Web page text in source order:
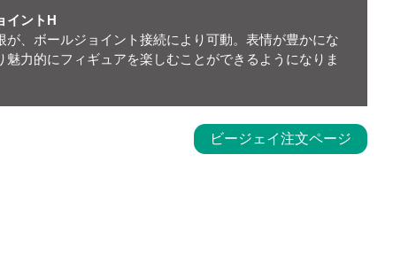
イントH
が、ボールジョイント接続により可動。表情が豊かにな
魅力的にフィギュアを楽しむことができるようになりま
ビージェイ注文ページ